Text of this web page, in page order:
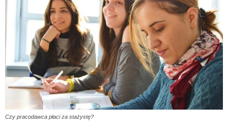
Czy pracodawca płaci za stażystę?